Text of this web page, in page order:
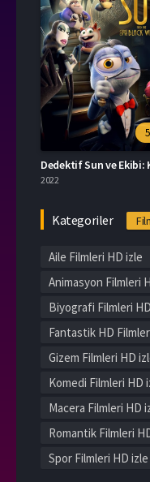
2022
Kategoriler
Aile Filmleri HD izle
Animasyon Filmleri
izle
Biyografi Filmleri HD
izle
Fantastik HD
Gizem Filmleri HD
Komedi Filmleri HD
Macera Filmleri HD
Romantik Filmleri
izle
Spor Filmleri HD izle